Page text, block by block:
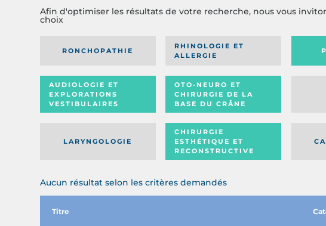
Afin d'optimiser les résultats de votre recherche, nous vous
choix
RONCHOPATHIE
RHINOLOGIE ET
ALLERGIE
AUDIOLOGIE ET
EXPLORATIONS
VESTIBULAIRES
OTO-NEURO ET
CHIRURGIE DE LA
BASE DU CRÂNE
LARYNGOLOGIE
CHIRURGIE
ESTHÉTIQUE ET
RECONSTRUCTIVE
Aucun résultat selon les critères demandés
Titre